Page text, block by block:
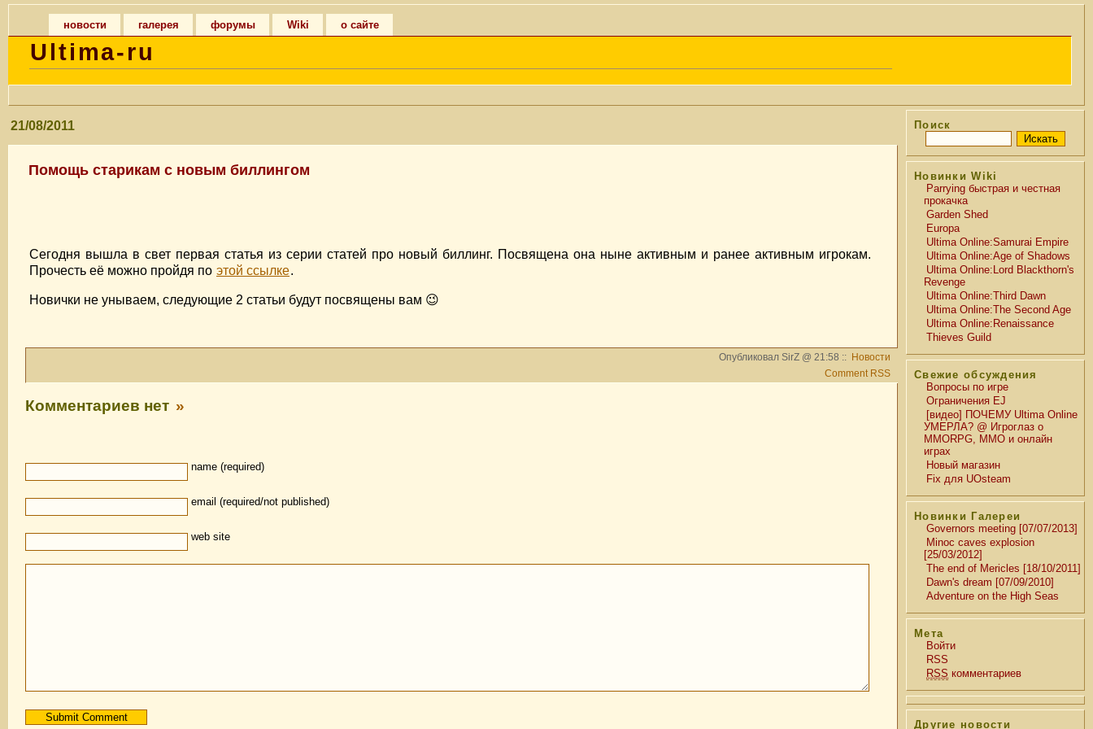
новости галерея форумы Wiki о сайте
Ultima-ru
Поиск
Новинки Wiki
Parrying быстрая и честная
прокачка
Garden Shed
Europa
Ultima Online:Samurai Empire
Ultima Online:Age of Shadows
Ultima Online:Lord Blackthorn's
Revenge
Ultima Online:Third Dawn
Ultima Online:The Second Age
Ultima Online:Renaissance
Thieves Guild
Свежие обсуждения
Вопросы по игре
Ограничения EJ
[видео] ПОЧЕМУ Ultima Online
УМЕРЛА? @ Игроглаз о
MMORPG, MMO и онлайн
играх
Новый магазин
Fix для UOsteam
Новинки Галереи
Governors meeting [07/07/2013]
Minoc caves explosion
[25/03/2012]
The end of Mericles [18/10/2011]
Dawn's dream [07/09/2010]
Adventure on the High Seas
Мета
Войти
RSS
RSS комментариев
Другие новости
21/08/2011
Помощь старикам с новым биллингом
Сегодня вышла в свет первая статья из серии статей про новый биллинг. Посвящена она ныне активным и ранее активным игрокам.
Прочесть её можно пройдя по этой ссылке.
Новички не унываем, следующие 2 статьи будут посвящены вам 😉
Опубликовал SirZ @ 21:58 :: Новости
Comment RSS
Комментариев нет »
name (required)
email (required/not published)
web site